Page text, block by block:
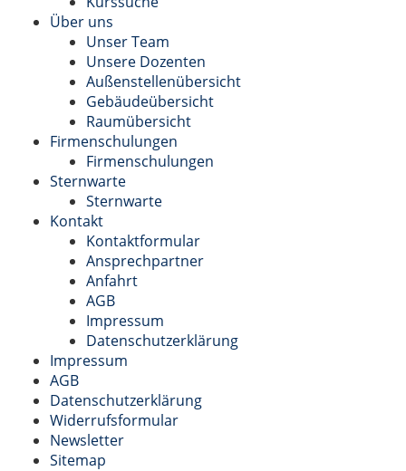
Über uns
Unser Team
Unsere Dozenten
Außenstellenübersicht
Gebäudeübersicht
Raumübersicht
Firmenschulungen
Firmenschulungen
Sternwarte
Sternwarte
Kontakt
Kontaktformular
Ansprechpartner
Anfahrt
AGB
Impressum
Datenschutzerklärung
Impressum
AGB
Datenschutzerklärung
Widerrufsformular
Newsletter
Sitemap